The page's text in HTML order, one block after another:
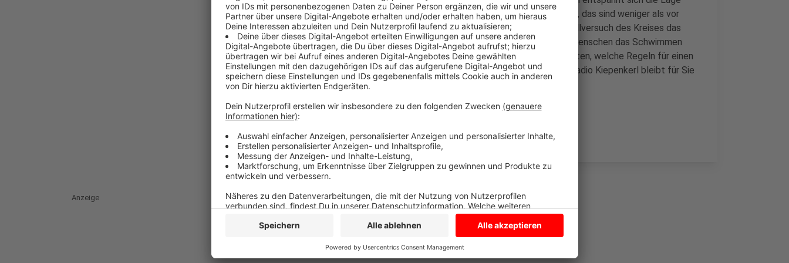
leicht. 29 Neuinfektionen meldet das Kreisgesundheitsamt heute, das sind weniger als vor
einer Woche. Heute hat die Stadt Lüdinghausen gesagt, im Modellversuch des Kreises das
Klutenseebad ab Montag zu öffnen. Damit will die Stadt vielen Menschen das Schwimmen
wieder ermöglichen. Letzte Abstimmungen dazu laufen. Einzelheiten, welche Regeln für einen
Besuch des Klutenseebades gelten, will sie Morgen vorstellen. Radio Kiepenkerl bleibt für Sie
natürlich dran.
Anzeige
Anzeige